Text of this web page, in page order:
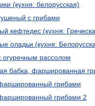
(кухня: белорусская)
с грибами
кефтедес (кухня:
оладьи (кухня:
огуречным рассолом
бабка, фаршированная
грибами
грибами 2